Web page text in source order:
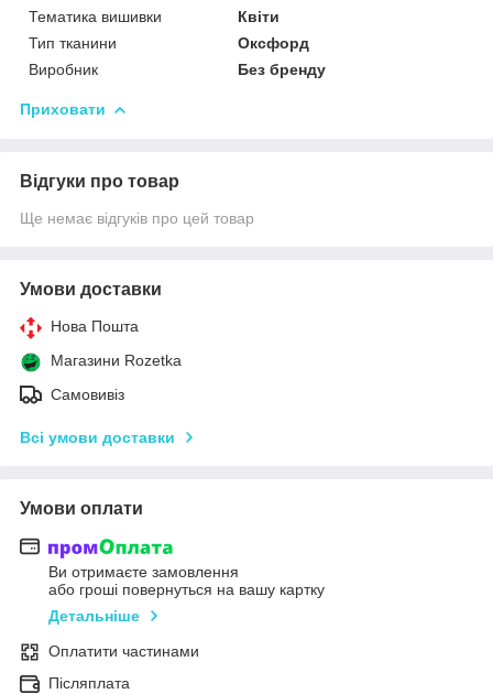
Тематика вишивки
Квіти
Тип тканини
Оксфорд
Виробник
Без бренду
Приховати
Відгуки про товар
Ще немає відгуків про цей товар
Умови доставки
Нова Пошта
Магазини Rozetka
Самовивіз
Всі умови доставки
Умови оплати
Ви отримаєте замовлення
або гроші повернуться на вашу картку
Детальніше
Оплатити частинами
Післяплата